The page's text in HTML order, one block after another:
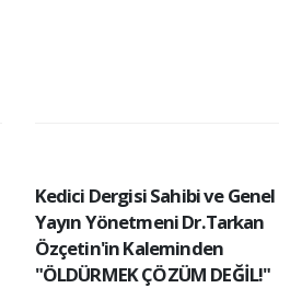
Kedici Dergisi Sahibi ve Genel
Yayın Yönetmeni Dr.Tarkan
Özçetin'in Kaleminden
"ÖLDÜRMEK ÇÖZÜM DEĞİL!"